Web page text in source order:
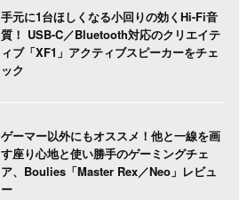
手元に1台ほしくなる小回りの効くHi-Fi音
質！ USB-C／Bluetooth対応のクリエイテ
ィブ「XF1」アクティブスピーカーをチェ
ック
ゲーマー以外にもオススメ！他と一線を画
す座り心地と使い勝手のゲーミングチェ
ア、Boulies「Master Rex／Neo」レビュ
ー